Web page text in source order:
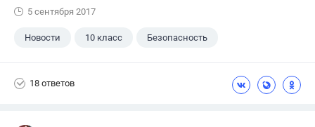
5 сентября 2017
Новости 10 класс Безопасность
18 ответов